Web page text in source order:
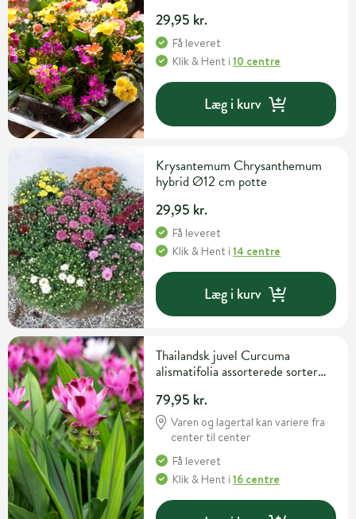
29,95 kr.
Få leveret
Klik & Hent i10 centre
Læg i kurv
Krysantemum Chrysanthemum
hybrid Ø12 cm potte
29,95 kr.
Få leveret
Klik & Hent i14 centre
Læg i kurv
Thailandsk juvel Curcuma
alismatifolia assorterede sorter
79,95 kr.
Varen og lagertal kan variere fra
center til center
Få leveret
Klik & Hent i16 centre